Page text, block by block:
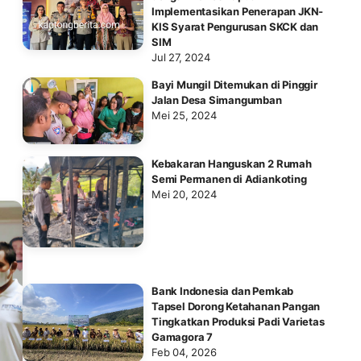
Implementasikan Penerapan JKN-
KIS Syarat Pengurusan SKCK dan
SIM
Jul 27, 2024
Bayi Mungil Ditemukan di Pinggir
Jalan Desa Simangumban
Mei 25, 2024
Kebakaran Hanguskan 2 Rumah
Semi Permanen di Adiankoting
Mei 20, 2024
Bank Indonesia dan Pemkab
Tapsel Dorong Ketahanan Pangan
Tingkatkan Produksi Padi Varietas
Gamagora 7
Feb 04, 2026